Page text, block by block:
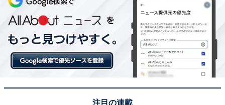
注目の連載